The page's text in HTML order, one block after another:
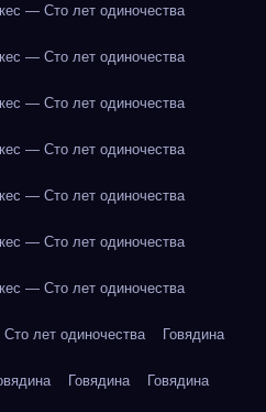
— Сто лет одиночества
— Сто лет одиночества
— Сто лет одиночества
— Сто лет одиночества
— Сто лет одиночества
— Сто лет одиночества
— Сто лет одиночества
лет одиночества Говядина
Говядина Говядина